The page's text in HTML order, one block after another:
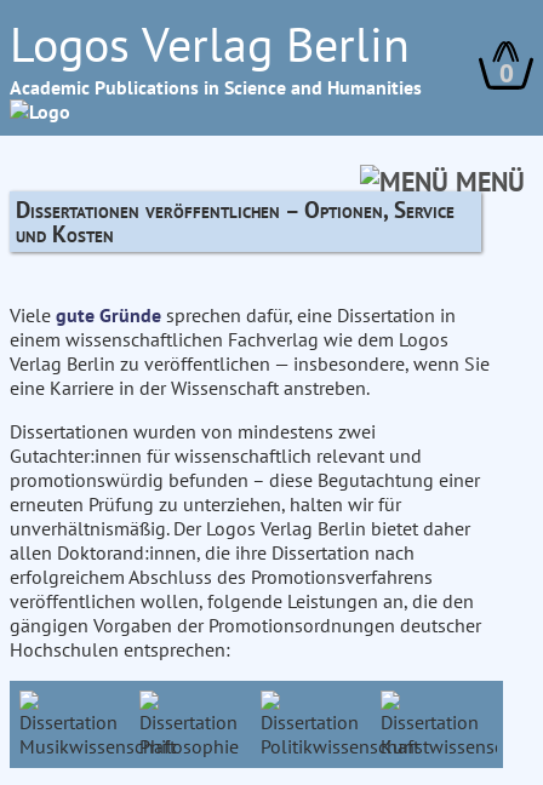
Logos Verlag Berlin
Academic Publications in Science and Humanities 0
MENÜ
Dissertationen veröffentlichen – Optionen, Service
und Kosten
Viele gute Gründe sprechen dafür, eine Dissertation in
einem wissenschaftlichen Fachverlag wie dem Logos
Verlag Berlin zu veröffentlichen — insbesondere, wenn Sie
eine Karriere in der Wissenschaft anstreben.
Dissertationen wurden von mindestens zwei
Gutachter:innen für wissenschaftlich relevant und
promotionswürdig befunden – diese Begutachtung einer
erneuten Prüfung zu unterziehen, halten wir für
unverhältnismäßig. Der Logos Verlag Berlin bietet daher
allen Doktorand:innen, die ihre Dissertation nach
erfolgreichem Abschluss des Promotionsverfahrens
veröffentlichen wollen, folgende Leistungen an, die den
gängigen Vorgaben der Promotionsordnungen deutscher
Hochschulen entsprechen: